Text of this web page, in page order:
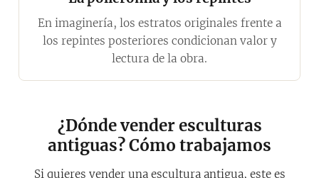
En imaginería, los estratos originales frente a
los repintes posteriores condicionan valor y
lectura de la obra.
¿Dónde vender esculturas
antiguas? Cómo trabajamos
Si quieres vender una escultura antigua, este es